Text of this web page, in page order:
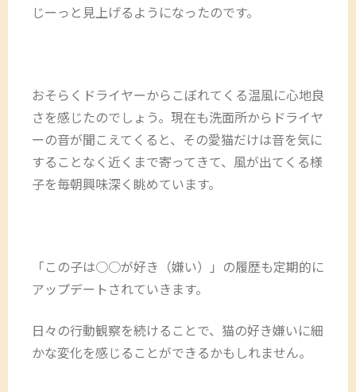
じーっと見上げるようになったのです。
おそらくドライヤーからこぼれてくる温風に心地良
さを感じたのでしょう。現在も洗面所からドライヤ
ーの音が聞こえてくると、その愛猫だけは音を気に
することなく近くまで寄ってきて、風が出てくる様
子を毎朝興味深く眺めています。
「この子は○○が好き（嫌い）」の履歴も定期的に
アップデートされていきます。
日々の行動観察を続けることで、猫の好き嫌いに細
かな変化を感じることができるかもしれません。